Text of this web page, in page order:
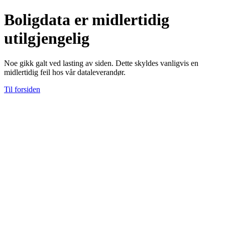
Boligdata er midlertidig
utilgjengelig
Noe gikk galt ved lasting av siden. Dette skyldes vanligvis en
midlertidig feil hos vår dataleverandør.
Til forsiden